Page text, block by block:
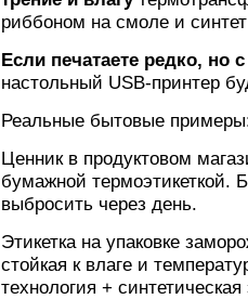
риббоном на смоле и
Если печатаете редко,
настольный USB-принтер
Реальные бытовые
Ценник в продуктовом
бумажной термоэтикеткой.
выбросить через день.
Этикетка на упаковке
стойкая к влаге и
технология +